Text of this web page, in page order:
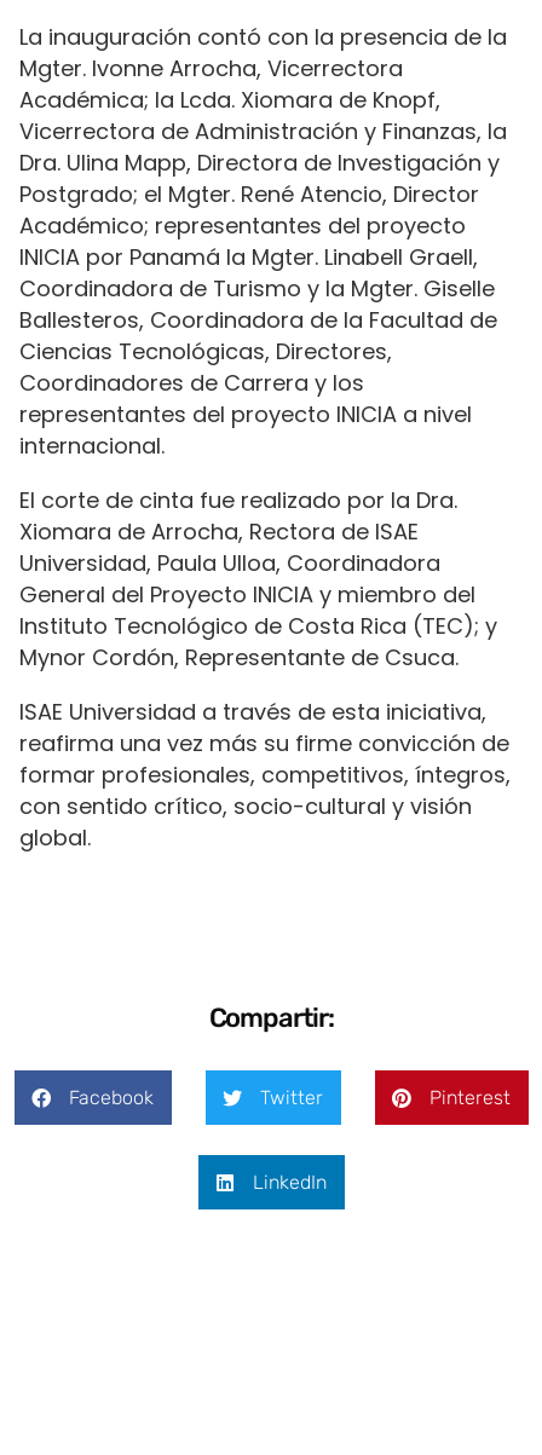
La inauguración contó con la presencia de la
Mgter. Ivonne Arrocha, Vicerrectora
Académica; la Lcda. Xiomara de Knopf,
Vicerrectora de Administración y Finanzas, la
Dra. Ulina Mapp, Directora de Investigación y
Postgrado; el Mgter. René Atencio, Director
Académico; representantes del proyecto
INICIA por Panamá la Mgter. Linabell Graell,
Coordinadora de Turismo y la Mgter. Giselle
Ballesteros, Coordinadora de la Facultad de
Ciencias Tecnológicas, Directores,
Coordinadores de Carrera y los
representantes del proyecto INICIA a nivel
internacional.
El corte de cinta fue realizado por la Dra.
Xiomara de Arrocha, Rectora de ISAE
Universidad, Paula Ulloa, Coordinadora
General del Proyecto INICIA y miembro del
Instituto Tecnológico de Costa Rica (TEC); y
Mynor Cordón, Representante de Csuca.
ISAE Universidad a través de esta iniciativa,
reafirma una vez más su firme convicción de
formar profesionales, competitivos, íntegros,
con sentido crítico, socio-cultural y visión
global.
Compartir:
Facebook Twitter Pinterest
LinkedIn